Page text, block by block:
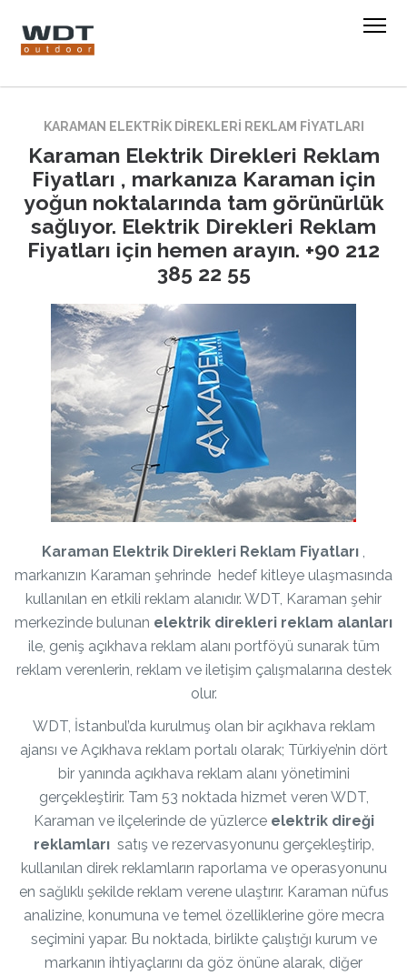
KARAMAN ELEKTRIK DIREKLERI REKLAM FIYATLARI
Karaman Elektrik Direkleri Reklam
Fiyatları , markanıza Karaman için
yoğun noktalarında tam görünürlük
sağlıyor. Elektrik Direkleri Reklam
Fiyatları için hemen arayın. +90 212
385 22 55
Karaman Elektrik Direkleri Reklam Fiyatları ,
markanızın Karaman şehrinde hedef kitleye ulaşmasında
kullanılan en etkili reklam alanıdır. WDT, Karaman şehir
merkezinde bulunan elektrik direkleri reklam alanları
ile, geniş açıkhava reklam alanı portföyü sunarak tüm
reklam verenlerin, reklam ve iletişim çalışmalarına destek
olur.
WDT, İstanbul’da kurulmuş olan bir açıkhava reklam
ajansı ve Açıkhava reklam portalı olarak; Türkiye’nin dört
bir yanında açıkhava reklam alanı yönetimini
gerçekleştirir. Tam 53 noktada hizmet veren WDT,
Karaman ve ilçelerinde de yüzlerce elektrik direği
reklamlarısatış ve rezervasyonunu gerçekleştirip,
kullanılan direk reklamların raporlama ve operasyonunu
en sağlıklı şekilde reklam verene ulaştırır. Karaman nüfus
analizine, konumuna ve temel özelliklerine göre mecra
seçimini yapar. Bu noktada, birlikte çalıştığı kurum ve
markanın ihtiyaçlarını da göz önüne alarak, diğer